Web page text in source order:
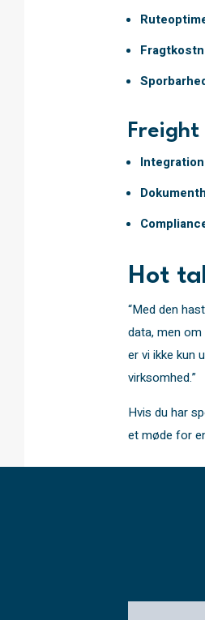
Freight
Hot
“Med den
data, men
er vi ikke kun
virksomhed.”
Hvis du har
et møde for